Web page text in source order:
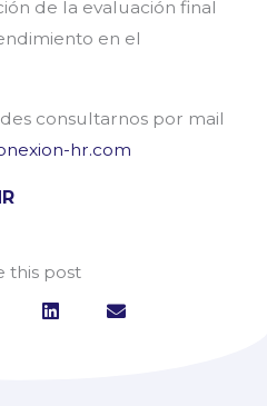
de la evaluación final
en el
consultarnos por mail
hr.com
this post